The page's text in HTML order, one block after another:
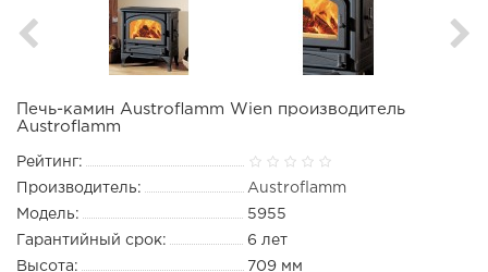
Печь-камин Austroflamm Wien производитель
Austroflamm
Рейтинг:
Производитель:
Austroflamm
Модель:
5955
Гарантийный срок:
6 лет
Высота:
709 мм